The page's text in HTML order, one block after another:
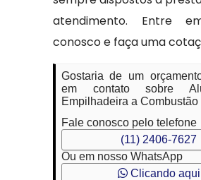
atendimento. Entre
conosco e faça uma
Gostaria de um
em contato sobre
Empilhadeira a
Fale conosco pelo telefone
(11) 2406-7627
Ou em nosso WhatsApp
Clicando aqui